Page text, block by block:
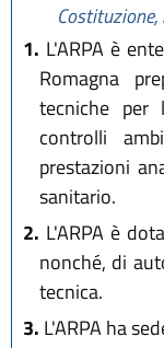
1. L'ARPA è
Romagna
tecniche per
controlli
prestazioni
sanitario.
2. L'ARPA è
nonché, di
tecnica.
3. L'ARPA ha